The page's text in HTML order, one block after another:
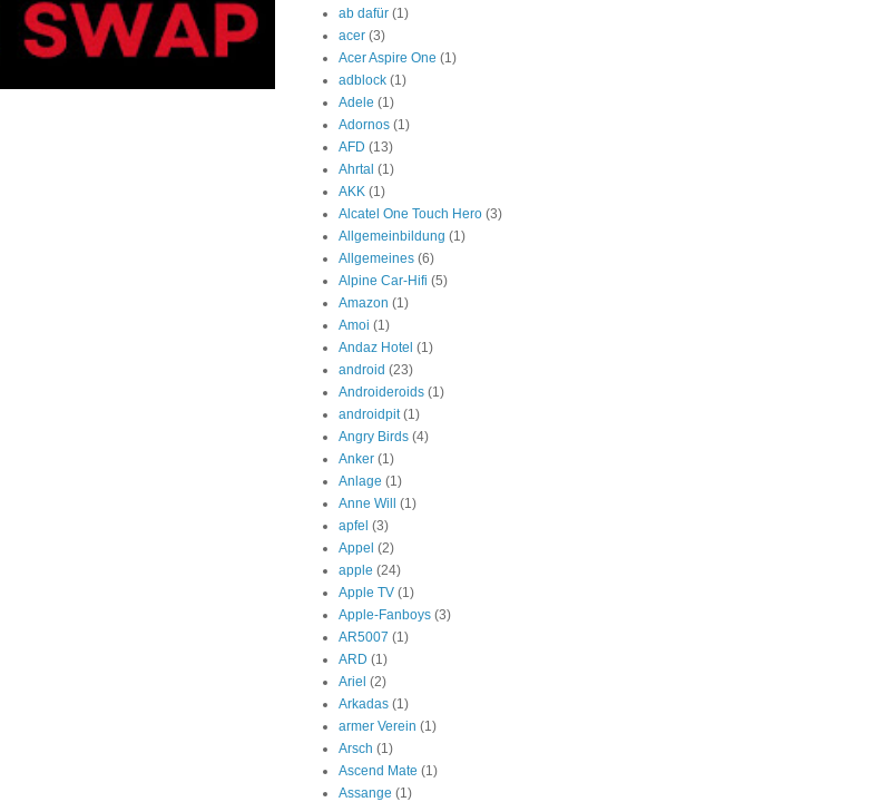
ab dafür (1)
acer (3)
Acer Aspire One (1)
adblock (1)
Adele (1)
Adornos (1)
AFD (13)
Ahrtal (1)
AKK (1)
Alcatel One Touch Hero (3)
Allgemeinbildung (1)
Allgemeines (6)
Alpine Car-Hifi (5)
Amazon (1)
Amoi (1)
Andaz Hotel (1)
android (23)
Androideroids (1)
androidpit (1)
Angry Birds (4)
Anker (1)
Anlage (1)
Anne Will
(1)
apfel (3)
Appel (2)
apple (24)
Apple TV (1)
Apple-Fanboys (3)
AR5007 (1)
ARD (1)
Ariel (2)
Arkadas (1)
armer Verein (1)
Arsch (1)
Ascend Mate (1)
Assange (1)